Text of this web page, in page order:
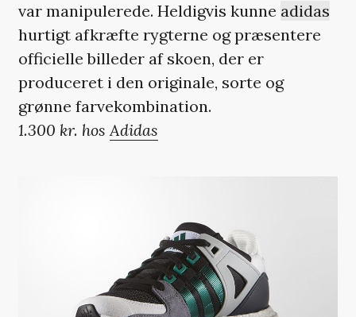
var manipulerede. Heldigvis kunne adidas
hurtigt afkræfte rygterne og præsentere
officielle billeder af skoen, der er
produceret i den originale, sorte og
grønne farvekombination.
1.300 kr. hosAdidas